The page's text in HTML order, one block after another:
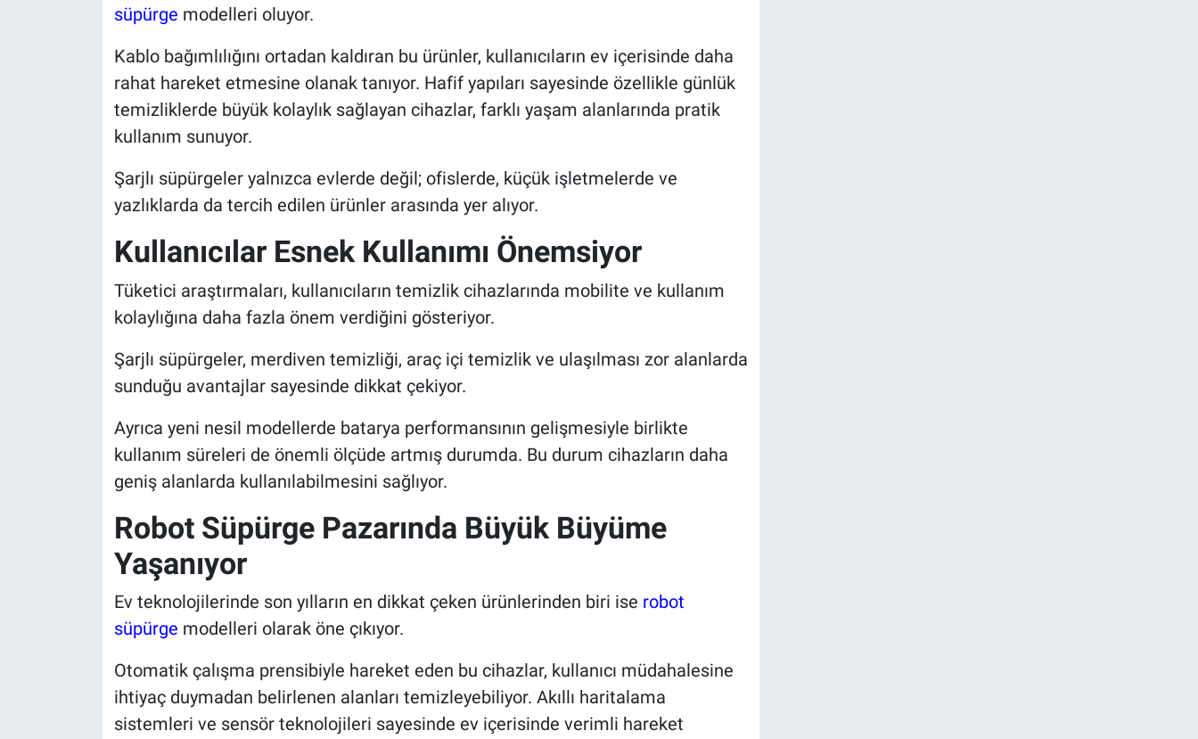
süpürge modelleri oluyor.
Kablo bağımlılığını ortadan kaldıran bu ürünler, kullanıcıların ev içerisinde daha
rahat hareket etmesine olanak tanıyor. Hafif yapıları sayesinde özellikle günlük
temizliklerde büyük kolaylık sağlayan cihazlar, farklı yaşam alanlarında pratik
kullanım sunuyor.
Şarjlı süpürgeler yalnızca evlerde değil; ofislerde, küçük işletmelerde ve
yazlıklarda da tercih edilen ürünler arasında yer alıyor.
Kullanıcılar Esnek Kullanımı Önemsiyor
Tüketici araştırmaları, kullanıcıların temizlik cihazlarında mobilite ve kullanım
kolaylığına daha fazla önem verdiğini gösteriyor.
Şarjlı süpürgeler, merdiven temizliği, araç içi temizlik ve ulaşılması zor alanlarda
sunduğu avantajlar sayesinde dikkat çekiyor.
Ayrıca yeni nesil modellerde batarya performansının gelişmesiyle birlikte
kullanım süreleri de önemli ölçüde artmış durumda. Bu durum cihazların daha
geniş alanlarda kullanılabilmesini sağlıyor.
Robot Süpürge Pazarında Büyük Büyüme
Yaşanıyor
Ev teknolojilerinde son yılların en dikkat çeken ürünlerinden biri ise robot
süpürge modelleri olarak öne çıkıyor.
Otomatik çalışma prensibiyle hareket eden bu cihazlar, kullanıcı müdahalesine
ihtiyaç duymadan belirlenen alanları temizleyebiliyor. Akıllı haritalama
sistemleri ve sensör teknolojileri sayesinde ev içerisinde verimli hareket